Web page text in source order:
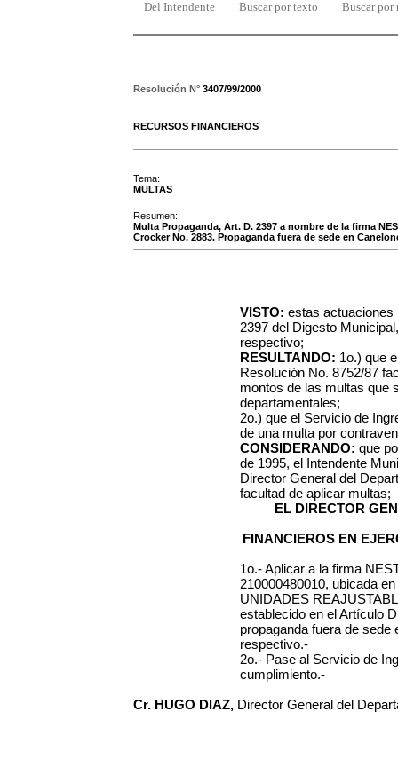
Del Intendente Buscar por texto Buscar por
Resolución N° 3407/99/2000
RECURSOS FINANCIEROS
Tema:
MULTAS
Resumen:
Multa Propaganda, Art. D. 2397 a nombre de la firma
Crocker No. 2883. Propaganda fuera de sede en
VISTO: estas actuaciones
2397 del Digesto
respectivo;
RESULTANDO: 1o.) que
Resolución No. 8752/87
montos de las multas que
departamentales;
2o.) que el Servicio de
de una multa por
CONSIDERANDO: que
de 1995, el Intendente
Director General del
facultad de aplicar multas;
EL DIRECTOR
FINANCIEROS EN
1o.- Aplicar a la firma
210000480010, ubicada en
UNIDADES
establecido en el Artículo
propaganda fuera de sede
respectivo.-
2o.- Pase al Servicio de
cumplimiento.-
Cr. HUGO DIAZ, Director General del